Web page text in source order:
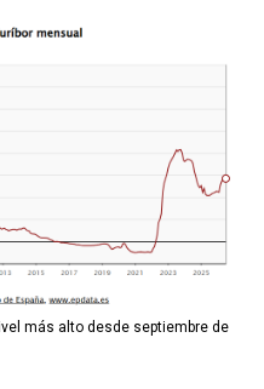
más alto desde septiembre de